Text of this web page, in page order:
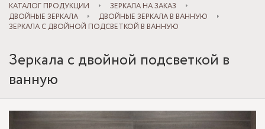
КАТАЛОГ ПРОДУКЦИИ
ЗЕРКАЛА НА ЗАКАЗ
ДВОЙНЫЕ ЗЕРКАЛА
ДВОЙНЫЕ ЗЕРКАЛА В ВАННУЮ
ЗЕРКАЛА С ДВОЙНОЙ ПОДСВЕТКОЙ В ВАННУЮ
Зеркала с двойной подсветкой в
ванную